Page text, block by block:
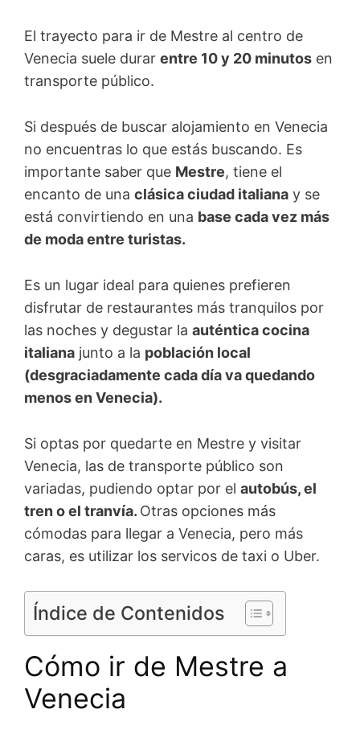
El trayecto para ir de Mestre al centro de
Venecia suele durar entre 10 y 20 minutos en
transporte público.
Si después de buscar alojamiento en Venecia
no encuentras lo que estás buscando. Es
importante saber que Mestre, tiene el
encanto de una clásica ciudad italiana y se
está convirtiendo en una base cada vez más
de moda entre turistas.
Es un lugar ideal para quienes prefieren
disfrutar de restaurantes más tranquilos por
las noches y degustar la auténtica cocina
italiana junto a la población local
(desgraciadamente cada día va quedando
menos en Venecia).
Si optas por quedarte en Mestre y visitar
Venecia, las de transporte público son
variadas, pudiendo optar por el autobús, el
tren o el tranvía. Otras opciones más
cómodas para llegar a Venecia, pero más
caras, es utilizar los servicos de taxi o Uber.
Índice de Contenidos
Cómo ir de Mestre a
Venecia